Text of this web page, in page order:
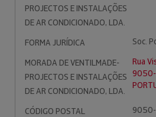
PROJECTOS E INSTALAÇÕES
DE AR CONDICIONADO, LDA.
FORMA JURÍDICA
Soc.
MORADA DE VENTILMADE-
PROJECTOS E INSTALAÇÕES
DE AR CONDICIONADO, LDA.
Rua
9050-
CÓDIGO POSTAL
9050-